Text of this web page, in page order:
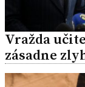
Vražda
zásadne